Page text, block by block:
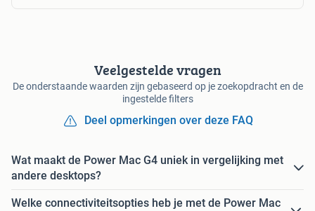
Veelgestelde vragen
De onderstaande waarden zijn gebaseerd op je zoekopdracht en de
ingestelde filters
Deel opmerkingen over deze FAQ
Wat maakt de Power Mac G4 uniek in vergelijking met
andere desktops?
Welke connectiviteitsopties heb je met de Power Mac